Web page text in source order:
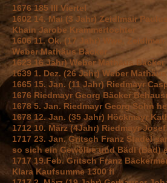
1676 185 III Viertel
1602 14. Mai (3 Jahr) Zeidlmair Paulus
Khain Jarobe Krammertochter
1606 11. Ok. (17 Jahr) Wwe.
Weber Mathäus Bäcker
1623 16 Jahr) Weber Mathäus Bäcker
1639 1. Dez. (26 Jahr) Weber Mathäus
1665 15. Jan. (11 Jahr) Riedmayr
1676 Riedmayr Georg Bäcker
1678 5. Jan. Riedmayr Georg Sohn
1678 12. Jan. (35 Jahr) Höckmayr
1712 10. März (4Jahr) Riedmayr Josef
1717 23. Jan. Gritsch Franz Stadel
so sich ein Gewölbe und Bädl (Bad)
1717 19.Feb. Gritsch Franz
Klara Kaufsumme 1300 fl